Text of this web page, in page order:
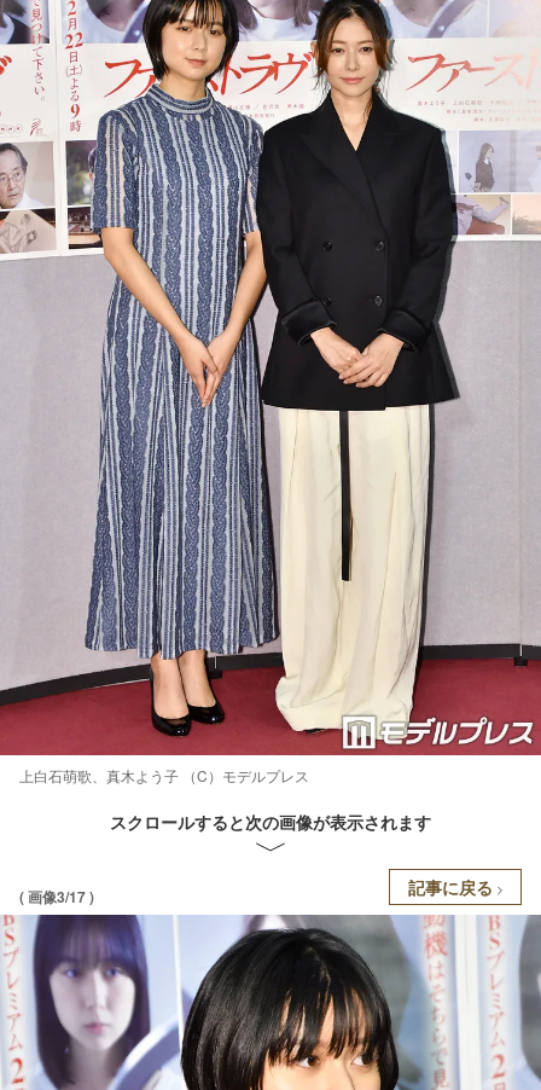
上白石萌歌、真木よう子 （C）モデルプレス
スクロールすると次の画像が表示されます
( 画像3/17 ) 記事に戻る